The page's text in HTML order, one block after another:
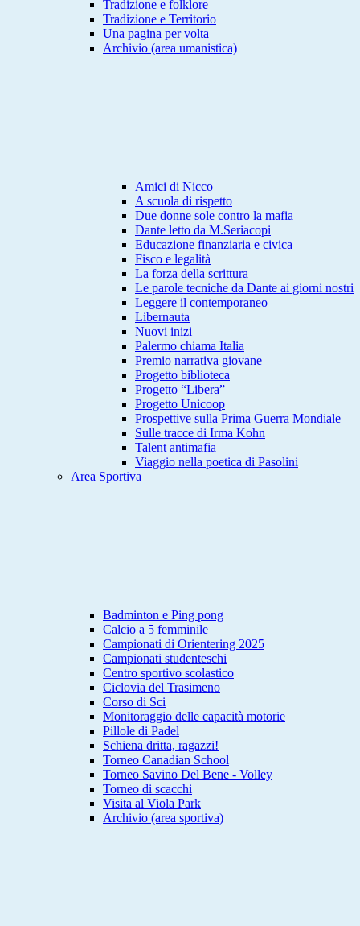
Tradizione e folklore
Tradizione e Territorio
Una pagina per volta
Archivio (area umanistica)
Amici di Nicco
A scuola di rispetto
Due donne sole contro la mafia
Dante letto da M.Seriacopi
Educazione finanziaria e civica
Fisco e legalità
La forza della scrittura
Le parole tecniche da Dante ai giorni nostri
Leggere il contemporaneo
Libernauta
Nuovi inizi
Palermo chiama Italia
Premio narrativa giovane
Progetto biblioteca
Progetto “Libera”
Progetto Unicoop
Prospettive sulla Prima Guerra Mondiale
Sulle tracce di Irma Kohn
Talent antimafia
Viaggio nella poetica di Pasolini
Area Sportiva
Badminton e Ping pong
Calcio a 5 femminile
Campionati di Orientering 2025
Campionati studenteschi
Centro sportivo scolastico
Ciclovia del Trasimeno
Corso di Sci
Monitoraggio delle capacità motorie
Pillole di Padel
Schiena dritta, ragazzi!
Torneo Canadian School
Torneo Savino Del Bene - Volley
Torneo di scacchi
Visita al Viola Park
Archivio (area sportiva)